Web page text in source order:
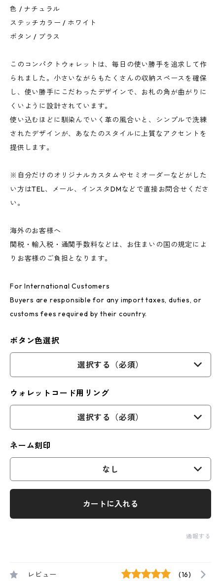
色 / ナチュラル
ステッチカラー / ホワイト
ボタン / ブラス
このコンパクトウォレットは、毎日の使い勝手を追求して作
られました。小さいながらもたくさんの収納スペースを確保
し、使い勝手にこだわったデザインで、お札の角が曲がりに
くいように設計されています。
使い込むほどに馴染んでいく革の風合いと、シンプルで洗練
されたデザインが、あなたのスタイルに上質なアクセントを
提供します。
※自分だけのオリジナルカスタムやセミオーダーなどがした
い方はTEL、メール、インスタDMなどで直接お問合せくださ
い。
海外のお客様へ
関税・輸入税・通関手数料などは、お住まいの国の規定によ
りお客様のご負担となります。
For International Customers
Buyers are responsible for any import taxes, duties, or
customs fees required by their country.
ボタン色選択
選択する（必須）
ウォレットコード用リング
選択する（必須）
ネーム刻印
なし
カートに入れる
通報する
レビュー (16)